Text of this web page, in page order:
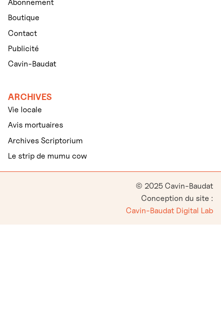
Abonnement
Boutique
Contact
Publicité
Cavin-Baudat
ARCHIVES
Vie locale
Avis mortuaires
Archives Scriptorium
Le strip de mumu cow
© 2025 Cavin-Baudat
Conception du site :
Cavin-Baudat Digital Lab